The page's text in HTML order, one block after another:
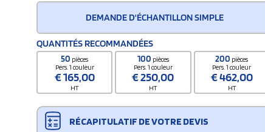
DEMANDE D'ÉCHANTILLON SIMPLE
QUANTITÉS RECOMMANDÉES
50 pièces
Pers. 1 couleur
€165,00
HT
100 pièces
Pers. 1 couleur
€250,00
HT
200 pièces
Pers. 1 couleur
€462,00
HT
RÉCAPITULATIF DE VOTRE DEVIS